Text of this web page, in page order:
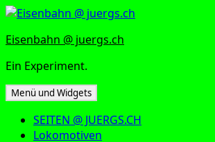
Zum
springen
Eisenbahn @ juergs.ch
Ein Experiment.
Menü und Widgets
SEITEN @ JUERGS.CH
Lokomotiven